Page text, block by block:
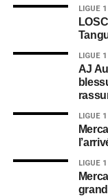
LIGUE 1
LIGUE 1
AJ
LIGUE 1
LIGUE 1